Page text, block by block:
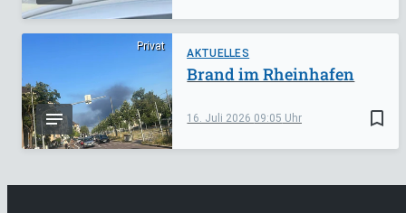
Privat
AKTUELLES
bookmark_border
16. Juli 2026 09:05
Brand im Rheinhafen